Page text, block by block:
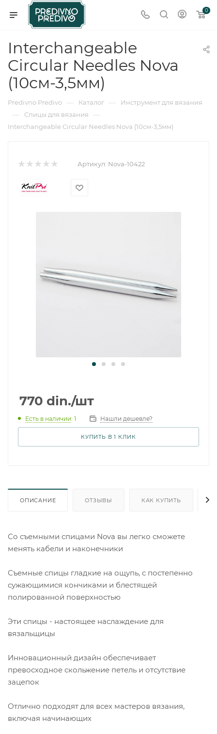
0
Interchangeable
Circular Needles Nova
(10см-3,5мм)
Predivno Predivo — Каталог — Инструмент для вязания
— Спицы для вязания —
Interchangeable Circular Needles Nova (10см-3,5мм)
Артикул: Nova-10422
770 din./шт
Есть в наличии: 1 Нашли дешевле?
КУПИТЬ В 1 КЛИК
ОПИСАНИЕ ОТЗЫВЫ КАК КУПИТЬ
Со съемными спицами Nova вы легко сможете
менять кабели и наконечники
Съемные спицы гладкие на ощупь, с постепенно
сужающимися кончиками и блестящей
полированной поверхностью
Эти спицы - настоящее наслаждение для
вязальщицы
Инновационный дизайн обеспечивает
превосходное скольжение петель и отсутствие
зацепок
Отлично подходят для всех мастеров вязания,
включая начинающих